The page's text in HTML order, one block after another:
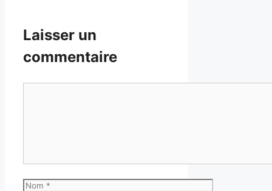
Laisser un
commentaire
Nom